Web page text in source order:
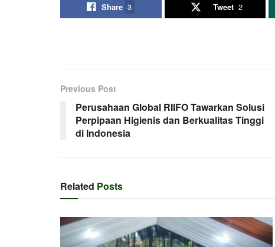
Share 3 Tweet 2
Previous Post
Perusahaan Global RIIFO Tawarkan Solusi
Perpipaan Higienis dan Berkualitas Tinggi
di Indonesia
Related Posts